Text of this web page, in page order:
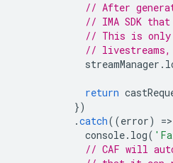
// After
// IMA SDK
// This is only
// livestreams,
streamManager .
return
})
.catch((error) =>
console. log(
// CAF will